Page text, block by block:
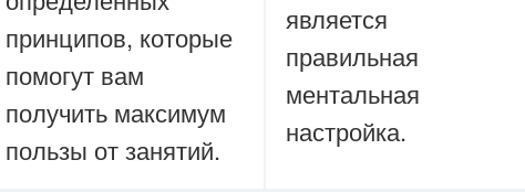
принципов, которые
помогут вам
получить максимум
пользы от занятий.
является
правильная
ментальная
настройка.